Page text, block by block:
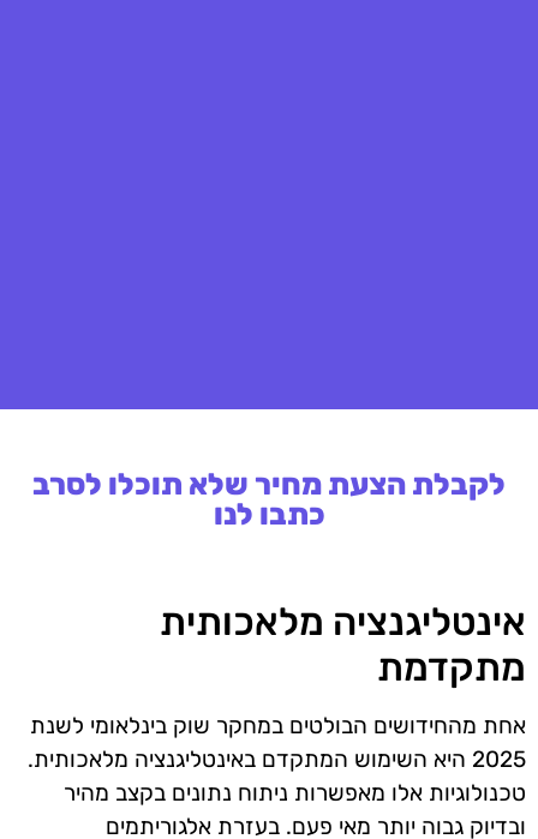
לקבלת הצעת מחיר שלא תוכלו לסרב
כתבו לנו
אינטליגנציה מלאכותית
מתקדמת
אחת מהחידושים הבולטים במחקר שוק בינלאומי לשנת
2025 היא השימוש המתקדם באינטליגנציה מלאכותית.
טכנולוגיות אלו מאפשרות ניתוח נתונים בקצב מהיר
ובדיוק גבוה יותר מאי פעם. בעזרת אלגוריתמים